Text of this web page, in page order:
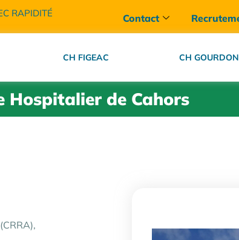
RAPIDITÉ Contact
CH FIGEAC CH GOURDON
Hospitalier de Cahors